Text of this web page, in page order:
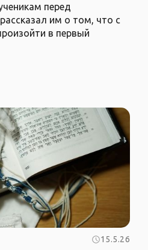
перед
им о том, что с
в первый
15.5.26